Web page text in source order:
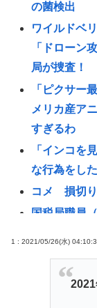
の菌検出
ワイルドベ
「ドローン
局が捜査！
「ピクサー
メリカ産ア
すぎるわ
「インコを
な行為をし
コメ 損切り
国税局職員
2881億円の
1 : 2021/05/26(水)
2021